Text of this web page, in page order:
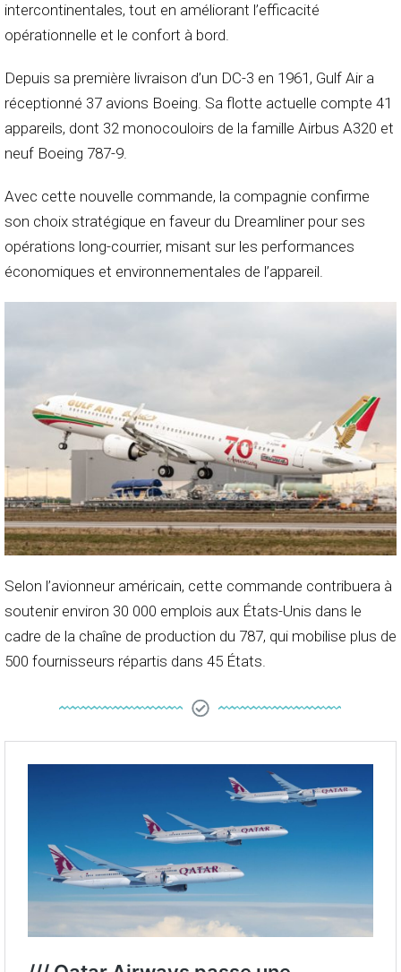
intercontinentales, tout en améliorant l’efficacité
opérationnelle et le confort à bord.
Depuis sa première livraison d’un DC-3 en 1961, Gulf Air a
réceptionné 37 avions Boeing. Sa flotte actuelle compte 41
appareils, dont 32 monocouloirs de la famille Airbus A320 et
neuf Boeing 787-9.
Avec cette nouvelle commande, la compagnie confirme
son choix stratégique en faveur du Dreamliner pour ses
opérations long-courrier, misant sur les performances
économiques et environnementales de l’appareil.
Selon l’avionneur américain, cette commande contribuera à
soutenir environ 30 000 emplois aux États-Unis dans le
cadre de la chaîne de production du 787, qui mobilise plus de
500 fournisseurs répartis dans 45 États.